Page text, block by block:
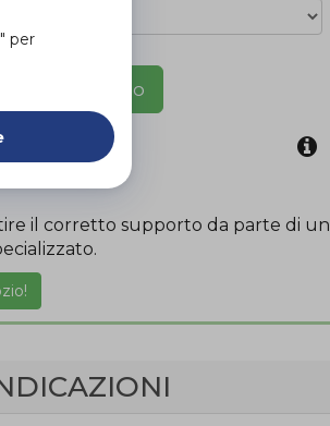
in negozio
il corretto supporto da parte di un
per